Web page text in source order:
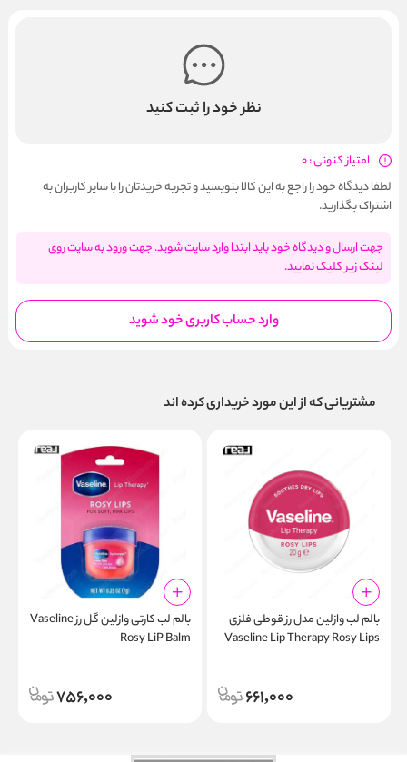
نظر خود را ثبت کنید
امتیاز کنونی : 0
لطفا دیدگاه خود را راجع به این کالا بنویسید و تجربه خریدتان را با سایر کاربران به
اشتراک بگذارید.
جهت ارسال و دیدگاه خود باید ابتدا وارد سایت شوید. جهت ورود به سایت روی
لینک زیر کلیک نمایید.
وارد حساب کاربری خود شوید
مشتریانی که از این مورد خریداری کرده اند
بالم لب وازلین مدل رز قوطی فلزی
Vaseline Lip Therapy Rosy Lips
661,000
بالم لب کارتی وازلین گل رز Vaseline
Rosy LiP Balm
756,000